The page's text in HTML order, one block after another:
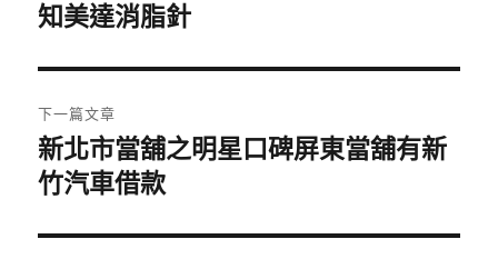
導
覽
一
文
章:
知美達消脂針
下一篇文章
下
一
文
新北市當舖之明星口碑屏東當舖有新
竹汽車借款